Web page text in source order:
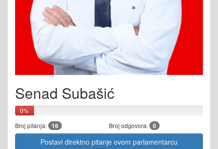
Senad Subašić
0%
Broj pitanja: 16 Broj odgovora: 0
Postavi direktno pitanje ovom parlamentarcu